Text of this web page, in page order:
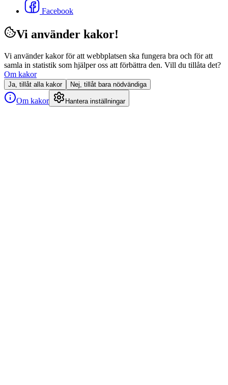
Facebook
Vi använder kakor!
Vi använder kakor för att webbplatsen ska fungera bra och för att
samla in statistik som hjälper oss att förbättra den. Vill du tillåta det?
Om kakor
Ja, tillåt alla kakor Nej, tillåt bara nödvändiga
Om kakor Hantera inställningar